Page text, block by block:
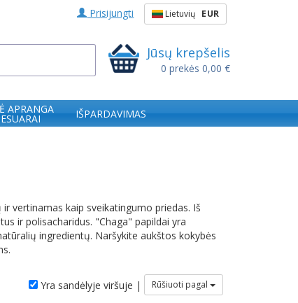
Prisijungti Lietuvių EUR
Jūsų krepšelis
0 prekės 0,00 €
APRANGA
IŠPARDAVIMAS
vertinamas kaip sveikatingumo priedas. Iš
ir polisacharidus. "Chaga" papildai yra
ingredientų. Naršykite aukštos kokybės
Yra sandėlyje viršuje | Rūšiuoti pagal